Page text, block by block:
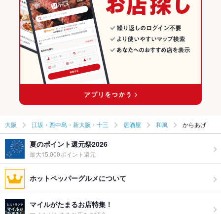
大阪 江坂・西中島・新大阪・十三 居酒屋 和風 からあげ
夏のポイント還元祭2026
最大15,000ポイント還元
ホットペッパーグルメについて
マイルがたまるお店特集！